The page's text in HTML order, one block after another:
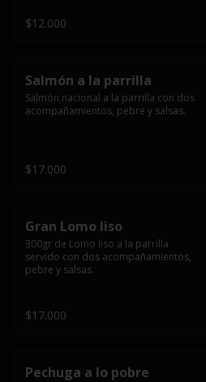
$12.000
Salmón a la parrilla
Salmón nacional a la parrilla con dos
acompañamientos, pebre y salsas.
$17.000
Gran Lomo liso
300gr de Lomo liso a la parrilla
servido con dos acompañamientos,
pebre y salsas.
$17.000
Pechuga a lo pobre